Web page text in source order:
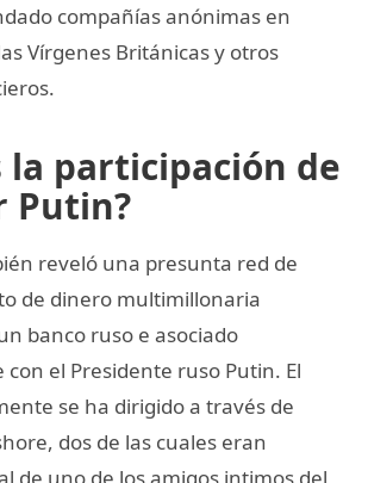
compañías anónimas en
Vírgenes Británicas y otros
la participación de
Putin?
reveló una presunta red de
de dinero multimillonaria
banco ruso e asociado
el Presidente ruso Putin. El
se ha dirigido a través de
dos de las cuales eran
de uno de los amigos intimos del